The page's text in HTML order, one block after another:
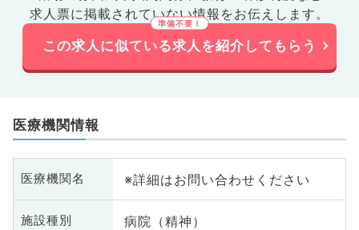
求人票に掲載されていない情報をお伝えします。
この求人に似ている求人を紹介してもらう
医療機関情報
医療機関名 ※詳細はお問い合わせください
施設種別 病院（精神）